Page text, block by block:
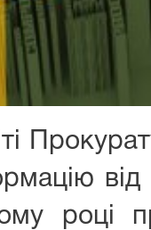
від
році